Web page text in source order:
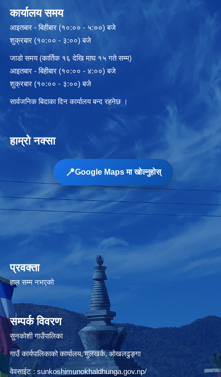
कार्यालय समय
आइतबार - बिहीबार (१०:०० - ५:००) बजे
शुक्रबार (१०:०० - ३:००) बजे
जाडो समय (कार्तिक १६ देखि माघ १५ गते सम्म)
आइतबार - बिहीबार (१०:०० - ४:००) बजे
शुक्रबार (१०:०० - ३:००) बजे
सार्वजनिक बिदाका दिन कार्यालय बन्द रहनेछ ।
हाम्रो नक्सा
📍Google Maps मा खोल्नुहोस्
प्रवक्ता
हाल सम्म नभएको
सम्पर्क विवरण
सुनकोशी गाउँपालिका
गाउँ कार्यपालिकाको कार्यालय, मुलखर्क, ओखलढुङ्गा
वेवसाईट : sunkoshimunokhaldhunga.gov.np/